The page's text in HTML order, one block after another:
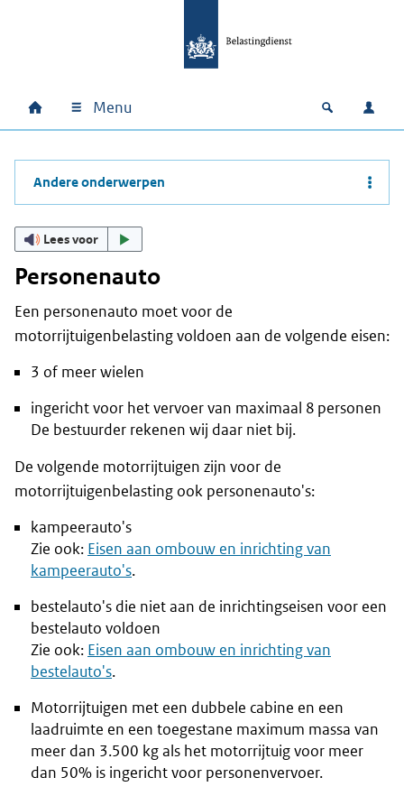
Hoofdnavigatie
Home Menu Open
Andere onderwerpen
Lees voor
Personenauto
Een personenauto moet voor de
motorrijtuigenbelasting voldoen aan de volgende eisen:
3 of meer wielen
ingericht voor het vervoer van maximaal 8 personen
De bestuurder rekenen wij daar niet bij.
De volgende motorrijtuigen zijn voor de
motorrijtuigenbelasting ook personenauto's:
kampeerauto's
Zie ook: Eisen aan ombouw en inrichting van
kampeerauto's.
bestelauto's die niet aan de inrichtingseisen voor een
bestelauto voldoen
Zie ook: Eisen aan ombouw en inrichting van
bestelauto's.
Motorrijtuigen met een dubbele cabine en een
laadruimte en een toegestane maximum massa van
meer dan 3.500 kg als het motorrijtuig voor meer
dan 50% is ingericht voor personenvervoer.